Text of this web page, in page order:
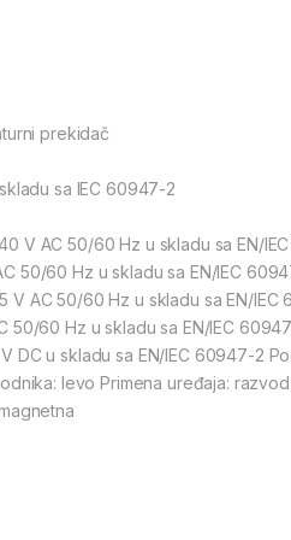
prekidač
sa IEC 60947-2
V AC 50/60 Hz u skladu sa EN/
50/60 Hz u skladu sa EN/IEC
V AC 50/60 Hz u skladu sa EN/IEC
50/60 Hz u skladu sa EN/IEC
DC u skladu sa EN/IEC 60947-2
levo Primena uređaja: